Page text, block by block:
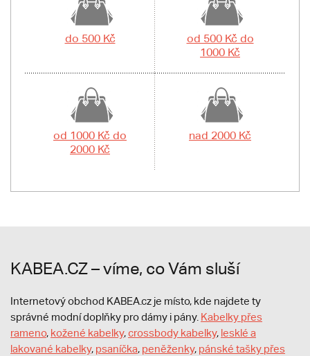
do 500 Kč
od 500 Kč do
1000 Kč
od 1000 Kč do
2000 Kč
nad 2000 Kč
KABEA.CZ – víme, co Vám sluší
Internetový obchod KABEA.cz je místo, kde najdete ty
správné modní doplňky pro dámy i pány. Kabelky přes
rameno, kožené kabelky,crossbody kabelky, lesklé a
lakované kabelky, psaníčka, peněženky, pánské tašky přes